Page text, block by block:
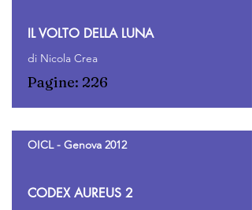
IL VOLTO DELLA LUNA
di Nicola Crea
Pagine: 226
OICL - Genova 2012
CODEX AUREUS 2